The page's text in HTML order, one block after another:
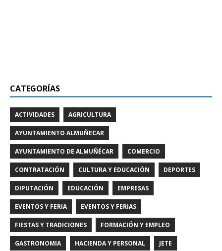
CATEGORÍAS
ACTIVIDADES AGRICULTURA
AYUNTAMIENTO ALMUÑECAR
AYUNTAMIENTO DE ALMUÑÉCAR COMERCIO
CONTRATACIÓN CULTURA Y EDUCACIÓN DEPORTES
DIPUTACIÓN EDUCACIÓN EMPRESAS
EVENTOS Y FERIA EVENTOS Y FERIAS
FIESTAS Y TRADICIONES FORMACIÓN Y EMPLEO
GASTRONOMIA HACIENDA Y PERSONAL JETE